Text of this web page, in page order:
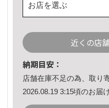
お店を選ぶ
近くの店
納期目安：
店舗在庫不足の為、取り
2026.08.19 3:15頃のお届